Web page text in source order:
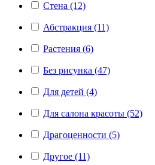
Стена (12)
Абстракция (11)
Растения (6)
Без рисунка (47)
Для детей (4)
Для салона красоты (52)
Драгоценности (5)
Другое (11)